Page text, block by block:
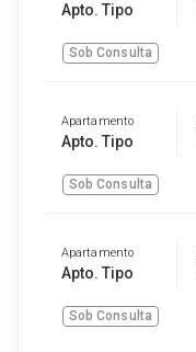
Apto. Tipo
Sob Consulta
Apartamento
Apto. Tipo
Sob Consulta
Apartamento
Apto. Tipo
Sob Consulta